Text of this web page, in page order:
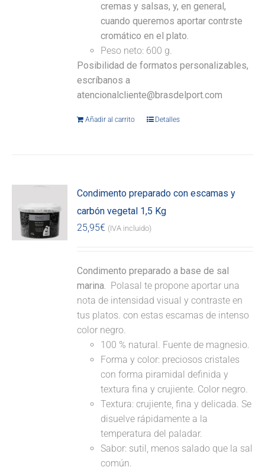
cremas y salsas, y, en general,
cuando queremos aportar contrste
cromático en el plato.
Peso neto: 600 g.
Posibilidad de formatos personalizables,
escríbanos a
atencionalcliente@brasdelport.com
Añadir al carrito Detalles
Condimento preparado con escamas y
carbón vegetal 1,5 Kg
25,95€ (IVA incluido)
Condimento preparado a base de sal
marina. Polasal te propone aportar una
nota de intensidad visual y contraste en
tus platos. con estas escamas de intenso
color negro.
100 % natural. Fuente de magnesio.
Forma y color: preciosos cristales
con forma piramidal definida y
textura fina y crujiente. Color negro.
Textura: crujiente, fina y delicada. Se
disuelve rápidamente a la
temperatura del paladar.
Sabor: sutil, menos salado que la sal
común.